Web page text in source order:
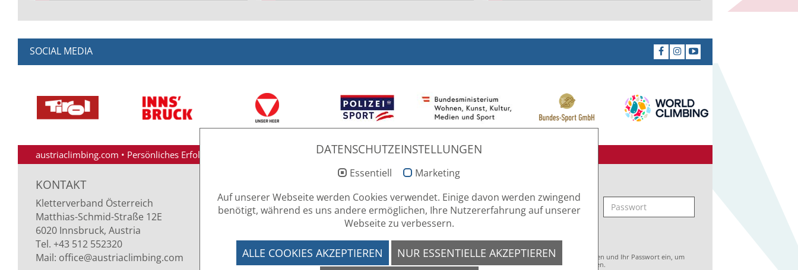
SOCIAL MEDIA
austriaclimbing.com • Persönliches Erfolgserlebnis für Pötzi zum EM-Abschluss
KONTAKT
Kletterverband Österreich
Matthias-Schmid-Straße 12E
6020 Innsbruck, Austria
Tel. +43 512 552320
Mail: office@austriaclimbing.com
Montag - Donnerstag
09.00 - 12.00 Uhr & 13.00 - 15.00 Uhr
NEWSLETTER ANMELDUNG
Geben Sie Ihren Benutzernamen und Ihr Passwort ein, um
sich an der Website anzumelden.
DATENSCHUTZEINSTELLUNGEN
Essentiell
Marketing
Auf unserer Webseite werden Cookies verwendet. Einige davon werden zwingend
benötigt, während es uns andere ermöglichen, Ihre Nutzererfahrung auf unserer
Webseite zu verbessern.
ALLE COOKIES AKZEPTIEREN NUR ESSENTIELLE AKZEPTIEREN